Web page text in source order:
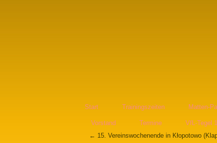
Start Trainingszeiten Matten-
Vorstand Termine
VfL-Tegel
← 15. Vereinswochenende in Kłopotowo